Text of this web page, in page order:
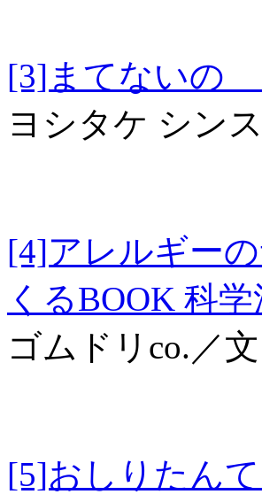
[3]まてな
ヨシタケ シン
[4]アレルギー
くるBOOK 科
ゴムドリco.／
[5]おしりたん